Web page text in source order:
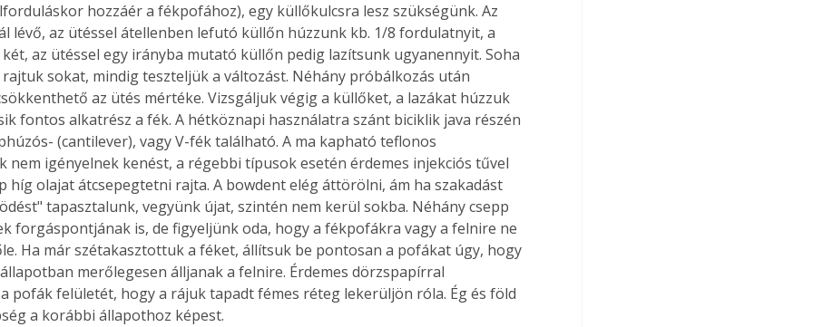
hozzáér a fékpofához), egy küllőkulcsra lesz szükségünk. Az
lévő, az ütéssel átellenben lefutó küllőn húzzunk kb. 1/8 fordulatnyit, a
az ütéssel egy irányba mutató küllőn pedig lazítsunk ugyanennyit. Soha
sokat, mindig teszteljük a változást. Néhány próbálkozás után
az ütés mértéke. Vizsgáljuk végig a küllőket, a lazákat húzzuk
fontos alkatrész a fék. A hétköznapi használatra szánt biciklik java részén
(cantilever), vagy V-fék található. A ma kapható teflonos
nem igényelnek kenést, a régebbi típusok esetén érdemes injekciós tűvel
híg olajat átcsepegtetni rajta. A bowdent elég áttörölni, ám ha szakadást
tapasztalunk, vegyünk újat, szintén nem kerül sokba. Néhány csepp
forgáspontjának is, de figyeljünk oda, hogy a fékpofákra vagy a felnire ne
Ha már szétakasztottuk a féket, állítsuk be pontosan a pofákat úgy, hogy
merőlegesen álljanak a felnire. Érdemes dörzspapírral
pofák felületét, hogy a rájuk tapadt fémes réteg lekerüljön róla. Ég és föld
a korábbi állapothoz képest.